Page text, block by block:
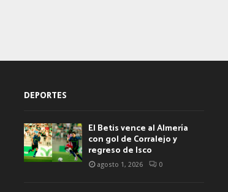
DEPORTES
El Betis vence al Almería
con gol de Corralejo y
regreso de Isco
agosto 1, 2026 0